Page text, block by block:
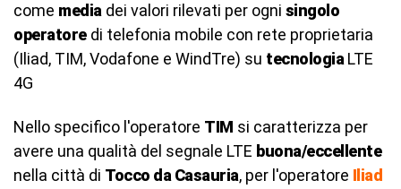
come media dei valori rilevati per ogni singolo
operatoredi telefonia mobile con rete proprietaria
(Iliad, TIM, Vodafone e WindTre) su tecnologia LTE
4G
Nello specifico l'operatore TIM si caratterizza per
avere una qualità del segnale LTE buona/eccellente
nella città di Tocco da Casauria, per l'operatore Iliad